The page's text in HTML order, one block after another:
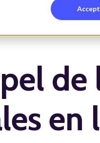
Accept
de
en